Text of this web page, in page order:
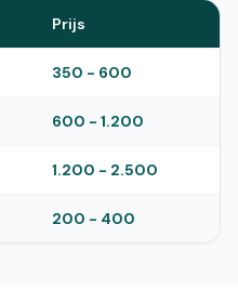
Prijs
350 - 600
600 - 1.200
1.200 - 2.500
200 - 400